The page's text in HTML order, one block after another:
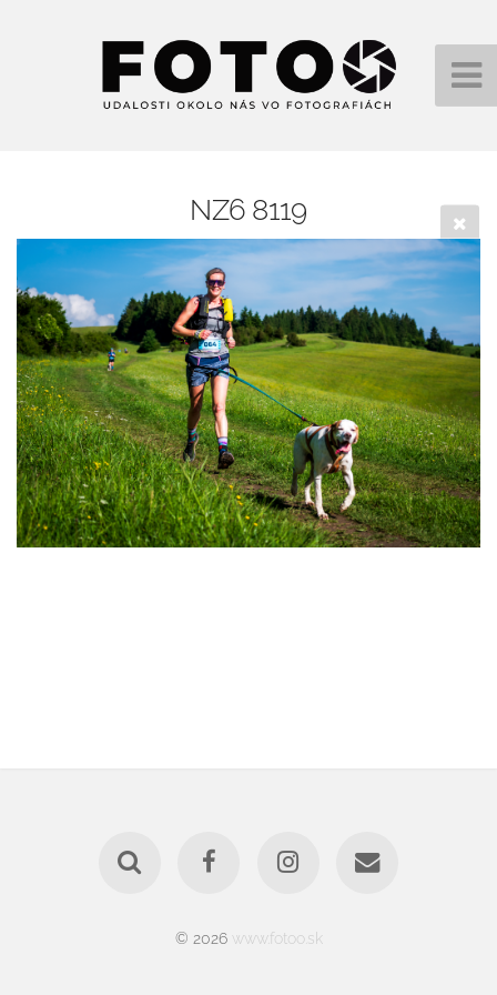
NZ6 8119
© 2026 www.fotoo.sk